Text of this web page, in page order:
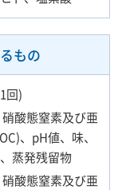
もの
回)
酸態窒素及び亜
、pH値、味、
蒸発残留物
酸態窒素及び亜